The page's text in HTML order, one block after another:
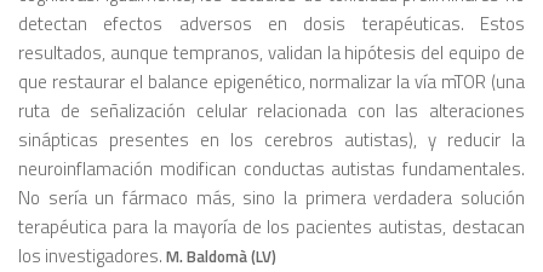
detectan efectos adversos en dosis terapéuticas. Estos
resultados, aunque tempranos, validan la hipótesis del equipo de
que restaurar el balance epigenético, normalizar la vía mTOR (una
ruta de señalización celular relacionada con las alteraciones
sinápticas presentes en los cerebros autistas), y reducir la
neuroinflamación modifican conductas autistas fundamentales.
No sería un fármaco más, sino la primera verdadera solución
terapéutica para la mayoría de los pacientes autistas, destacan
los investigadores. M. Baldomà (LV)